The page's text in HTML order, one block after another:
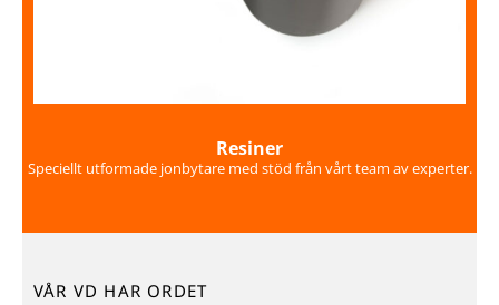
Resiner
Speciellt utformade jonbytare med stöd från vårt team av experter.
VÅR VD HAR ORDET